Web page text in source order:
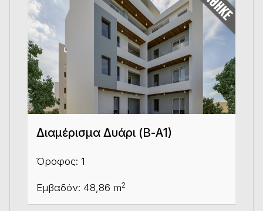
Διαμέρισμα Δυάρι (Β-Α1)
Όροφος: 1
Εμβαδόν: 48,86 m2